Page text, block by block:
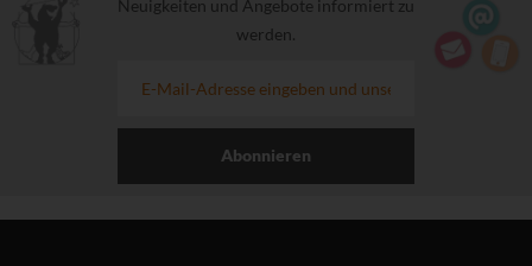
Neuigkeiten und Angebote informiert zu
werden.
Abonnieren